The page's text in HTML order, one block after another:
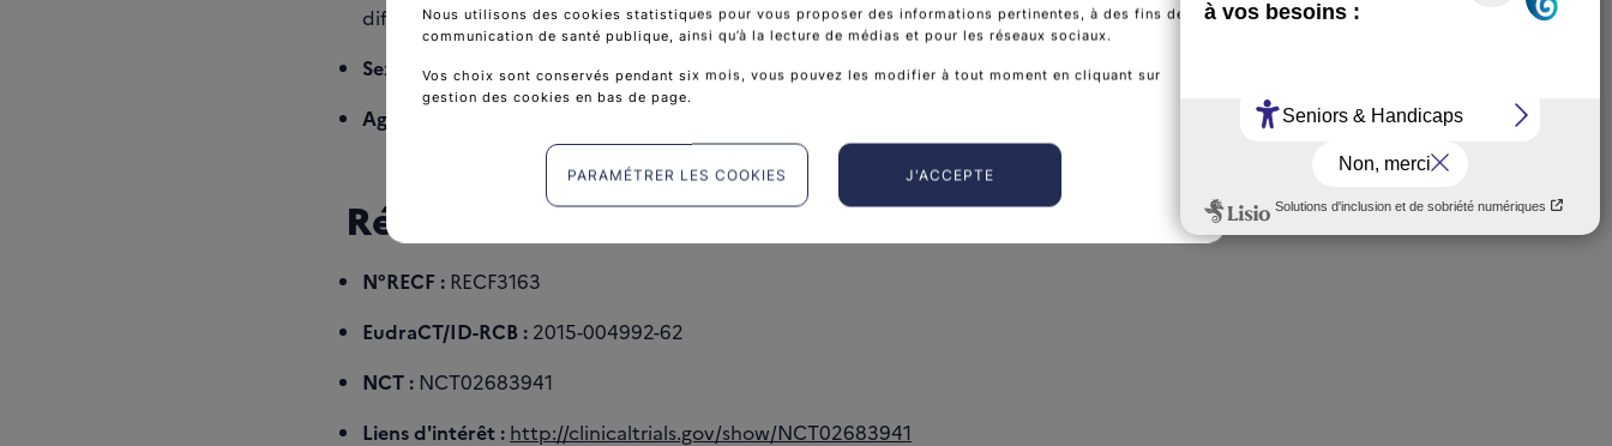
différentiées, métastatiques et/ou non résécables.
Sexe :
hommes et femmes
Age :
Références de l'essai
N°RECF : RECF3163
EudraCT/ID-RCB : 2015-004992-62
NCT : NCT02683941
Liens d'intérêt : http://clinicaltrials.gov/show/NCT02683941
Nous utilisons des cookies statistiques pour vous proposer des informations pertinentes, à des fins de
communication de santé publique, ainsi qu’à la lecture de médias et pour les réseaux sociaux.
Vos choix sont conservés pendant six mois, vous pouvez les modifier à tout moment en cliquant sur
gestion des cookies en bas de page.
J'ACCEPTE
PARAMÉTRER LES COOKIES